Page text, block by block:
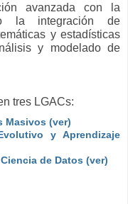
avanzada con la
la integración de
y estadísticas
y modelado de
tres LGACs:
Masivos (ver)
y Aprendizaje
de Datos (ver)